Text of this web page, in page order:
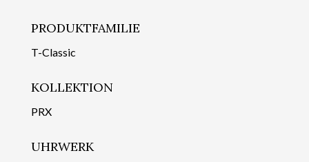
PRODUKTFAMILIE
T-Classic
KOLLEKTION
PRX
UHRWERK